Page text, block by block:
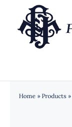
contenido
INICIO
Home » Products »